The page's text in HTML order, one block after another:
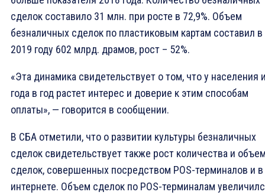
сделок составило 31 млн. при росте в 72,9%. Объем
безналичных сделок по пластиковым картам составил в
2019 году 602 млрд. драмов, рост – 52%.
«Эта динамика свидетельствует о том, что у населения
года в год растет интерес и доверие к этим способам
оплаты», — говорится в сообщении.
В СБА отметили, что о развитии культуры безналичных
сделок свидетельствует также рост количества и
сделок, совершенных посредством POS-терминалов и в
интернете. Объем сделок по POS-терминалам